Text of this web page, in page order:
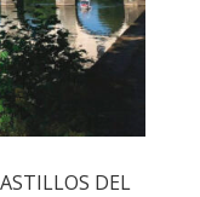
DEL